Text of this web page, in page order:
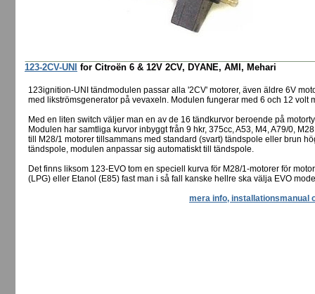
123-2CV-UNI for Citroën 6 & 12V 2CV, DYANE, AMI, Mehari
123ignition-UNI tändmodulen passar alla '2CV' motorer, även äldre 6V
med likströmsgenerator på vevaxeln. Modulen fungerar med 6 och 12 volt
Med en liten switch väljer man en av de 16 tändkurvor beroende på
Modulen har samtliga kurvor inbyggt från 9 hkr, 375cc, A53, M4, A79/0,
till M28/1 motorer tillsammans med standard (svart) tändspole eller brun
tändspole, modulen anpassar sig automatiskt till tändspole.
Det finns liksom 123-EVO tom en speciell kurva för M28/1-motorer för
(LPG) eller Etanol (E85) fast man i så fall kanske hellre ska välja EVO
mera info, installationsmanual